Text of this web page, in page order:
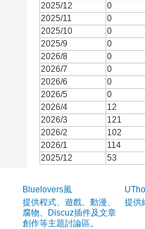
2025/12
0
2025/11
0
2025/10
0
2025/9
0
2026/8
0
2026/7
0
2026/6
0
2026/5
0
2026/4
12
2026/3
121
2026/2
102
2026/1
114
2025/12
53
Bluelovers風
提供程式、遊戲、動漫、
腐物、Discuz插件及文章
創作等主題討論區。
提供